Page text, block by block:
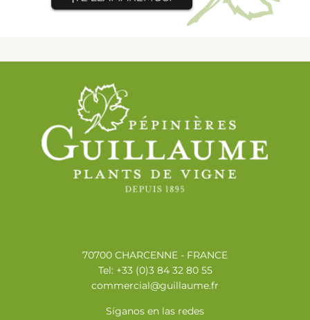
70700 CHARCENNE - FRANCE
Tel: +33 (0)3 84 32 80 55
commercial@guillaume.fr
Síganos en las redes